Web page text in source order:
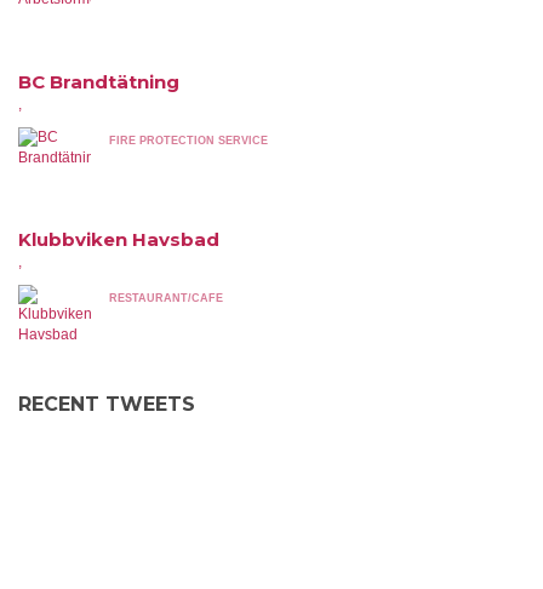
BC Brandtätning
,
FIRE PROTECTION SERVICE
Klubbviken Havsbad
,
RESTAURANT/CAFE
RECENT TWEETS